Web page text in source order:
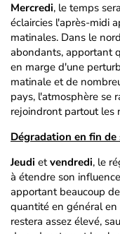
Mercredi, le temps
éclaircies l'après-midi
matinales. Dans le
abondants, apportant
en marge d'une
matinale et de
pays, l'atmosphère se
rejoindront partout les
Dégradation en fin de
Jeudi etvendredi, le
à étendre son
apportant beaucoup
quantité en général
restera assez élevé,